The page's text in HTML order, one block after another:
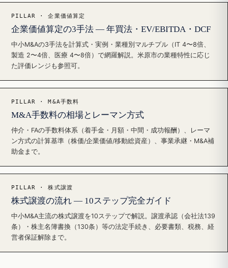
PILLAR · 企業価値算定
企業価値算定の3手法 — 年買法・EV/EBITDA・DCF
中小M&Aの3手法を計算式・実例・業種別マルチプル（IT 4〜8倍、
製造 2〜4倍、医療 4〜8倍）で網羅解説。米原市の業種特性に応じ
た評価レンジも参照可。
PILLAR · M&A手数料
M&A手数料の相場とレーマン方式
仲介・FAの手数料体系（着手金・月額・中間・成功報酬）、レーマ
ン方式の計算基準（株価/企業価値/移動総資産）、事業承継・M&A補
助金まで。
PILLAR · 株式譲渡
株式譲渡の流れ — 10ステップ完全ガイド
中小M&A主流の株式譲渡を10ステップで解説。譲渡承認（会社法139
条）・株主名簿書換（130条）等の法定手続き、必要書類、税務、経
営者保証解除まで。